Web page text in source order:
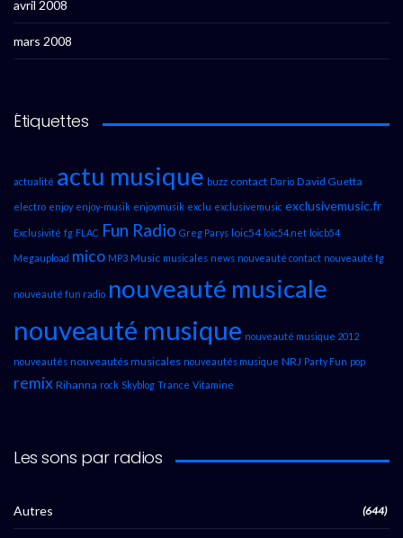
avril 2008
mars 2008
Étiquettes
actualité actu musique buzz contact Dario David Guetta
electro enjoy enjoy-musik enjoymusik exclu exclusivemusic exclusivemusic.fr
Exclusivité fg FLAC Fun Radio Greg Parys loic54 loic54.net loicb54
Megaupload mico MP3 Music musicales news nouveauté contact nouveauté fg
nouveauté fun radio nouveauté musicale
nouveauté musique nouveauté musique 2012
nouveautés nouveautés musicales nouveautés musique NRJ Party Fun pop
remix Rihanna rock Skyblog Trance Vitamine
Les sons par radios
Autres (644)